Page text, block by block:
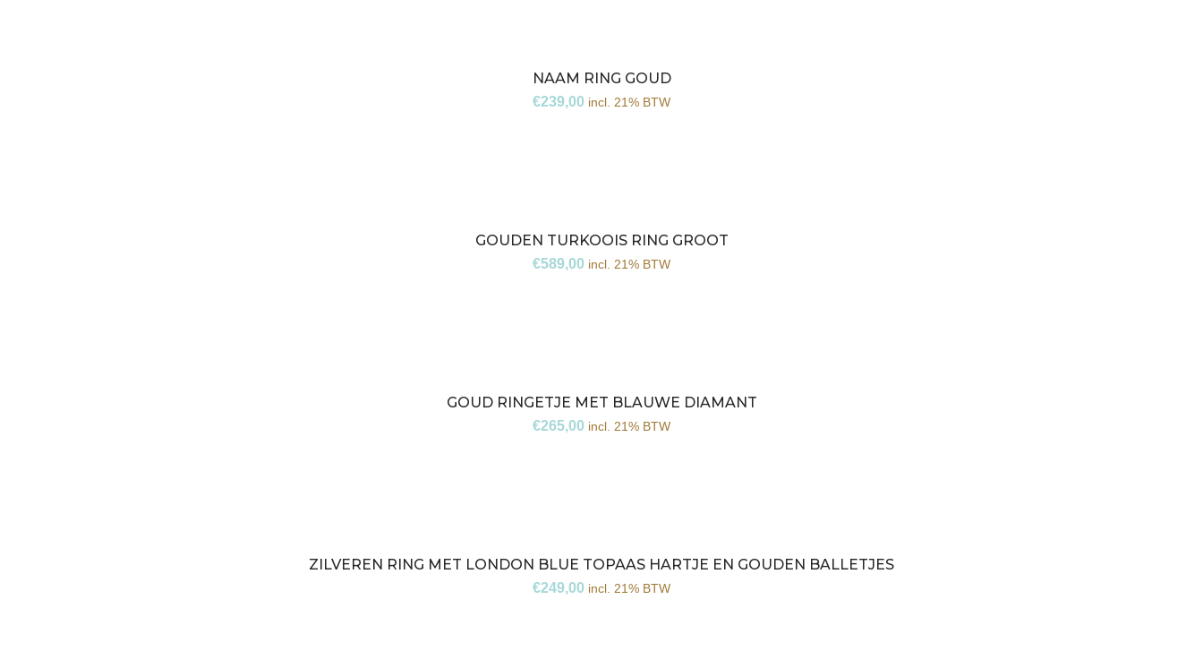
NAAM RING GOUD
€239,00 incl. 21% BTW
GOUDEN TURKOOIS RING GROOT
€589,00 incl. 21% BTW
GOUD RINGETJE MET BLAUWE DIAMANT
€265,00 incl. 21% BTW
ZILVEREN RING MET LONDON BLUE TOPAAS HARTJE EN GOUDEN BALLETJES
€249,00 incl. 21% BTW